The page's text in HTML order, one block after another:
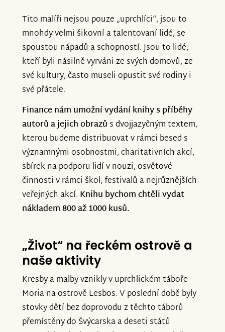
Tito malíři nejsou pouze „uprchlíci“, jsou to
mnohdy velmi šikovní a talentovaní lidé, se
spoustou nápadů a schopností. Jsou to lidé,
kteří byli násilně vyrváni ze svých domovů, ze
své kultury, často museli opustit své rodiny i
své přátele.
Finance nám umožní vydání knihy s příběhy
autorů a jejich obrazů s dvojjazyčným textem,
kterou budeme distribuovat v rámci besed s
významnými osobnostmi, charitativních akcí,
sbírek na podporu lidí v nouzi, osvětové
činnosti v rámci škol, festivalů a nejrůznějších
veřejných akcí. Knihu bychom chtěli vydat
nákladem 800 až 1000 kusů.
„Život“ na řeckém ostrově a
naše aktivity
Kresby a malby vznikly v uprchlickém táboře
Moria na ostrově Lesbos. V poslední době byly
stovky dětí bez doprovodu z těchto táborů
přemístěny do Švýcarska a deseti států